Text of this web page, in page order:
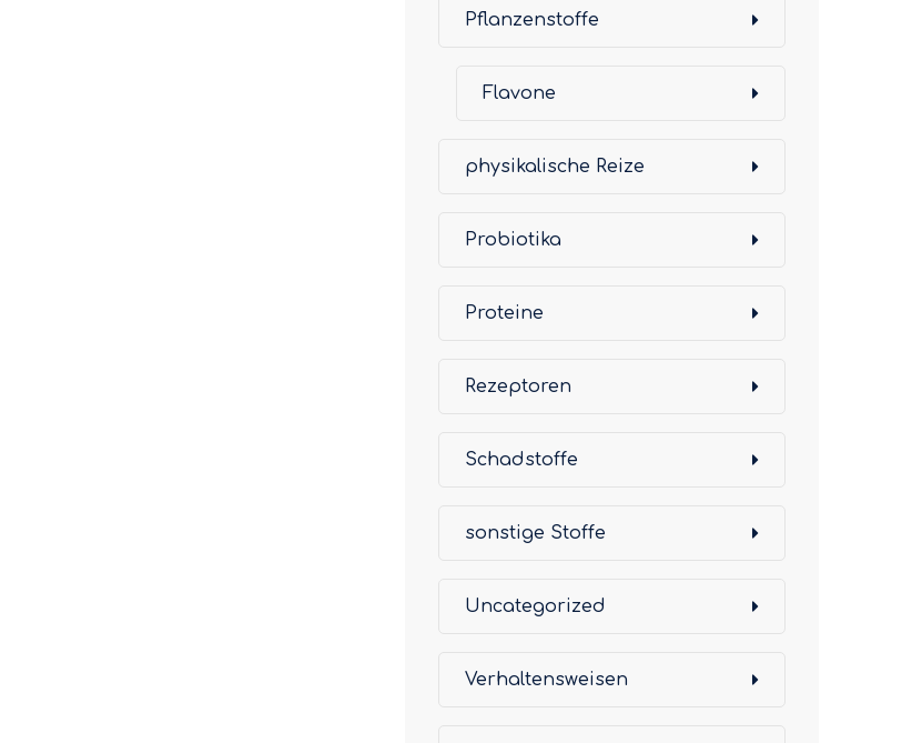
Pflanzenstoffe
Flavone
physikalische Reize
Probiotika
Proteine
Rezeptoren
Schadstoffe
sonstige Stoffe
Uncategorized
Verhaltensweisen